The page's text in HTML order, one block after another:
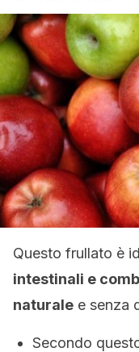
Questo frullato è
intestinali e
naturale e senza
Secondo